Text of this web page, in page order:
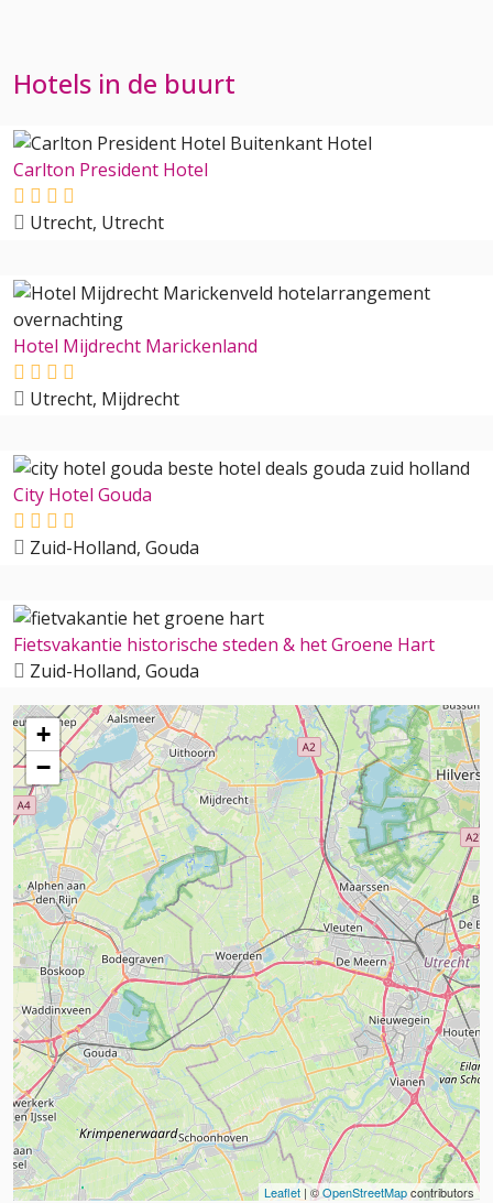
Hotels in de buurt
Carlton President Hotel
Utrecht, Utrecht
Hotel Mijdrecht Marickenland
Utrecht, Mijdrecht
City Hotel Gouda
Zuid-Holland, Gouda
Fietsvakantie historische steden & het Groene Hart
Zuid-Holland, Gouda
+
−
Leaflet | ©OpenStreetMapcontributors